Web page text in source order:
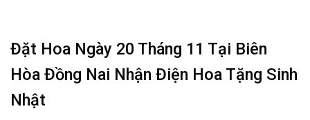
Đặt Hoa Ngày 20 Tháng 11 Tại Biên
Hòa Đồng Nai Nhận Điện Hoa Tặng Sinh
Nhật